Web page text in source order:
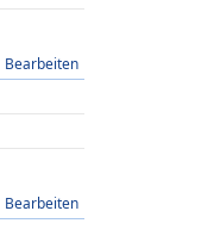
Bearbeiten
Bearbeiten